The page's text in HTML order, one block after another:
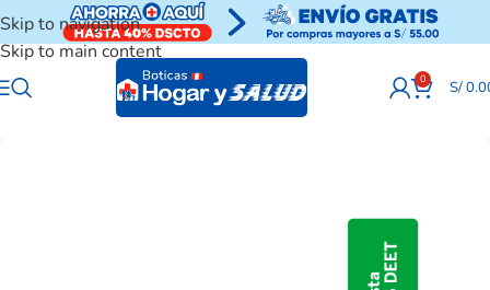
Skip to navigation
Skip to main content
0 S/